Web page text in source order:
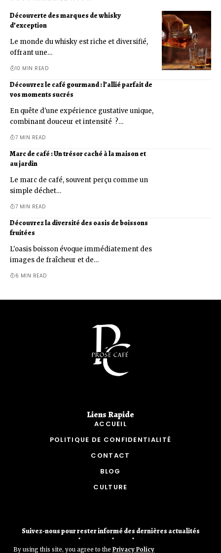
By using this site, you agree to the Privacy Policy
Découverte des marques de whisky
d’exception
Le monde du whisky est riche et diversifié,
offrant une…
10 MIN READ
Découvrez le café gourmand : l’allié parfait de
vos moments sucrés
En quête d'une expérience gustative unique,
combinant douceur et intensité ?…
7 MIN READ
Marc de café : Un trésor caché à la maison et
au jardin
Le marc de café, souvent perçu comme un
simple déchet…
7 MIN READ
Découvrez la diversité des oasis de boissons
fruitées
L'oasis boisson évoque immédiatement des
images de fraîcheur et de…
6 MIN READ
Liens Rapide​
ACCUEIL
POLITIQUE DE CONFIDENTIALITÉ
CONTACT
BLOG
CULTURE
Suivez-nous pour rester informé des dernières actualités
des sports de combat.